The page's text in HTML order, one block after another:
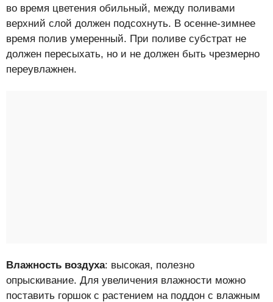
во время цветения обильный, между поливами
верхний слой должен подсохнуть. В осенне-зимнее
время полив умеренный. При поливе субстрат не
должен пересыхать, но и не должен быть чрезмерно
переувлажнен.
Влажность воздуха: высокая, полезно
опрыскивание. Для увеличения влажности можно
поставить горшок с растением на поддон с влажным